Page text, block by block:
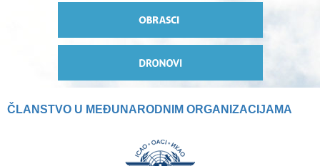
ČLANSTVO U MEĐUNARODNIM ORGANIZACIJAMA